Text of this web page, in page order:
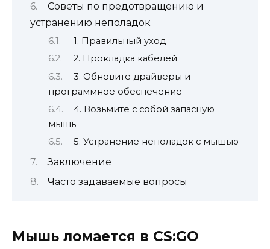
Советы по предотвращению и
устранению неполадок
1. Правильный уход
2. Прокладка кабелей
3. Обновите драйверы и
программное обеспечение
4. Возьмите с собой запасную
мышь
5. Устранение неполадок с мышью
Заключение
Часто задаваемые вопросы
Мышь ломается в CS:GO